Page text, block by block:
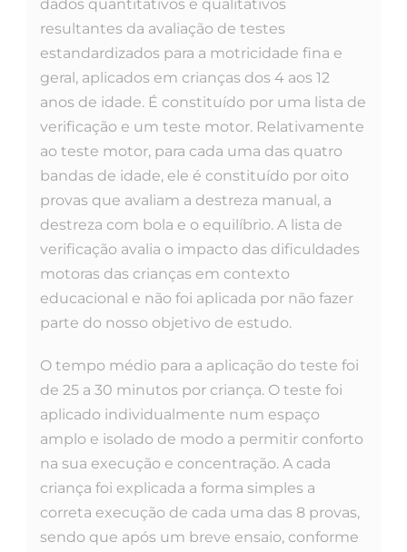
dados quantitativos e qualitativos
resultantes da avaliação de testes
estandardizados para a motricidade fina e
geral, aplicados em crianças dos 4 aos 12
anos de idade. É constituído por uma lista de
verificação e um teste motor. Relativamente
ao teste motor, para cada uma das quatro
bandas de idade, ele é constituído por oito
provas que avaliam a destreza manual, a
destreza com bola e o equilíbrio. A lista de
verificação avalia o impacto das dificuldades
motoras das crianças em contexto
educacional e não foi aplicada por não fazer
parte do nosso objetivo de estudo.
O tempo médio para a aplicação do teste foi
de 25 a 30 minutos por criança. O teste foi
aplicado individualmente num espaço
amplo e isolado de modo a permitir conforto
na sua execução e concentração. A cada
criança foi explicada a forma simples a
correta execução de cada uma das 8 provas,
sendo que após um breve ensaio, conforme